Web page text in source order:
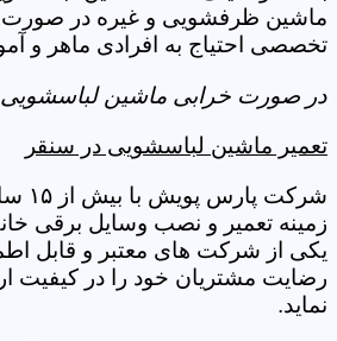
ماشین ظرفشویی و غیره در صورت
تخصصی احتیاج به افرادی ماهر و
در صورت خرابی ماشین لباسشویی
تعمیر ماشین لباسشویی در سنقر
شرکت
زمینه تعمیر و نصب وسایل برقی
یکی از شرکت های معتبر و قابل
رضایت مشتریان خود را در کیفیت
نماید.